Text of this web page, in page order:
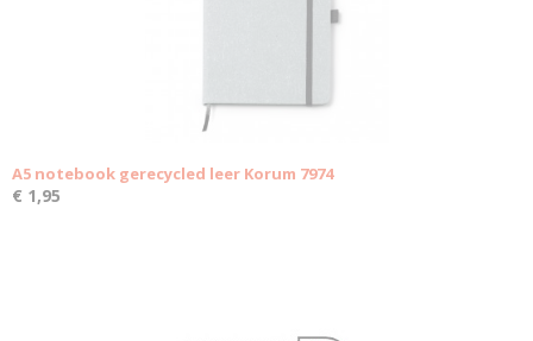
A5 notebook gerecycled leer Korum 7974
€ 1,95